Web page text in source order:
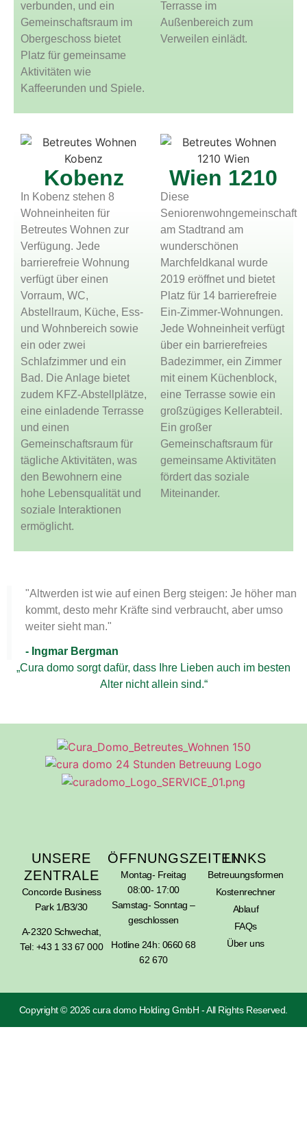
verbunden, und ein
Gemeinschaftsraum im
Obergeschoss bietet
Platz für gemeinsame
Aktivitäten wie
Kaffeerunden und Spiele.
Terrasse im
Außenbereich zum
Verweilen einlädt.
Kobenz
In Kobenz stehen 8
Wohneinheiten für
Betreutes Wohnen zur
Verfügung. Jede
barrierefreie Wohnung
verfügt über einen
Vorraum, WC,
Abstellraum, Küche, Ess-
und Wohnbereich sowie
ein oder zwei
Schlafzimmer und ein
Bad. Die Anlage bietet
zudem KFZ-Abstellplätze,
eine einladende Terrasse
und einen
Gemeinschaftsraum für
tägliche Aktivitäten, was
den Bewohnern eine
hohe Lebensqualität und
soziale Interaktionen
ermöglicht.
Wien 1210
Diese
Seniorenwohngemeinschaft
am Stadtrand am
wunderschönen
Marchfeldkanal wurde
2019 eröffnet und bietet
Platz für 14 barrierefreie
Ein-Zimmer-Wohnungen.
Jede Wohneinheit verfügt
über ein barrierefreies
Badezimmer, ein Zimmer
mit einem Küchenblock,
eine Terrasse sowie ein
großzügiges Kellerabteil.
Ein großer
Gemeinschaftsraum für
gemeinsame Aktivitäten
fördert das soziale
Miteinander.
"Altwerden ist wie auf einen Berg steigen: Je höher man
kommt, desto mehr Kräfte sind verbraucht, aber umso
weiter sieht man."
- Ingmar Bergman
„Cura domo sorgt dafür, dass Ihre Lieben auch im besten
Alter nicht allein sind.“
UNSERE
ZENTRALE
Concorde Business
Park 1/B3/30
A-2320 Schwechat,
Tel: +43 1 33 67 000
ÖFFNUNGSZEITEN
Montag- Freitag
08:00- 17:00
Samstag- Sonntag –
geschlossen
Hotline 24h: 0660 68
62 670
LINKS
Betreuungsformen
Kostenrechner
Ablauf
FAQs
Über uns
Copyright © 2026 cura domo Holding GmbH - All Rights Reserved.